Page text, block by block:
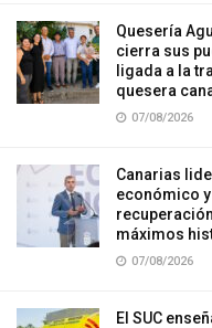
Quesería
cierra sus
ligada a la
quesera
07/08/2026
Canarias
económico
máximos
07/08/2026
El SUC